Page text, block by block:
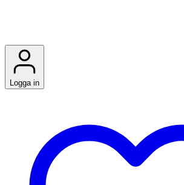
Logga in